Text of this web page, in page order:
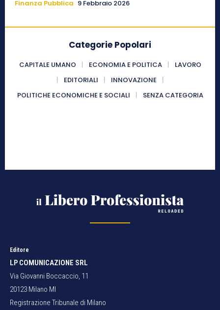
Finanza Pubblica 9 Febbraio 2026
Categorie Popolari
CAPITALE UMANO ECONOMIA E POLITICA
LAVORO
EDITORIALI
INNOVAZIONE
POLITICHE ECONOMICHE E SOCIALI
SENZA CATEGORIA
Editore
LP COMUNICAZIONE SRL
Via Giovanni Boccaccio, 11
20123 Milano MI
Registrazione Tribunale di Milano